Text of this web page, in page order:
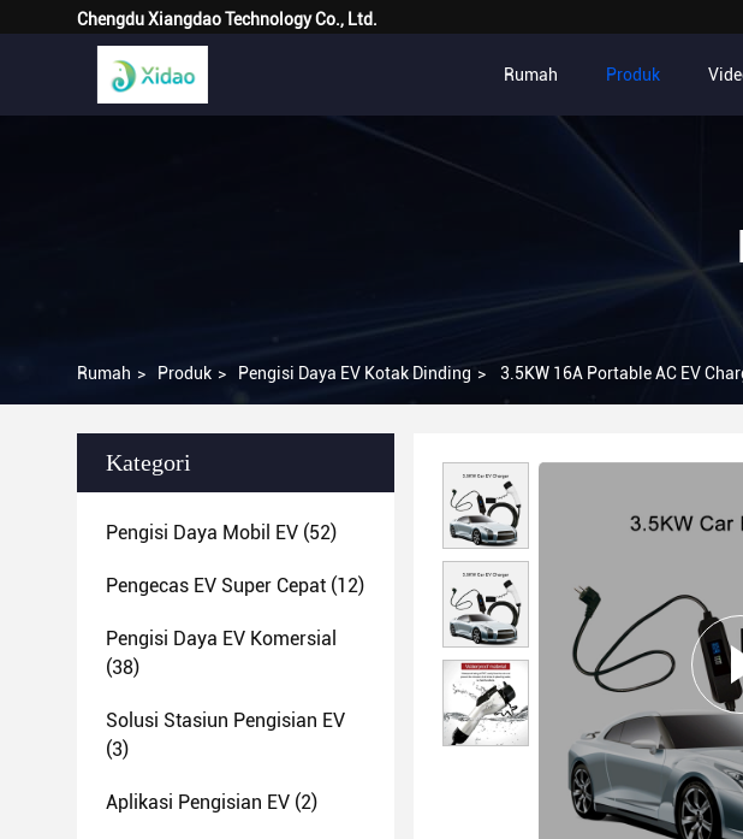
Chengdu Xiangdao Technology Co., Ltd.
Rumah Produk
Rumah > Produk > Pengisi Daya EV Kotak Dinding > 3.5KW 16A Portable AC EV
Kategori
Pengisi Daya Mobil EV (52)
Pengecas EV Super Cepat (12)
Pengisi Daya EV Komersial
(38)
Solusi Stasiun Pengisian EV
(3)
Aplikasi Pengisian EV (2)